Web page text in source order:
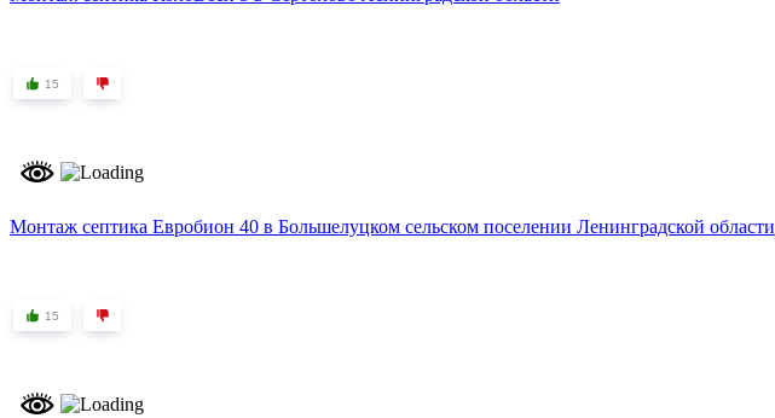
15
Монтаж септика Евробион 40 в Большелуцком сельском поселении Ленинградской области
15